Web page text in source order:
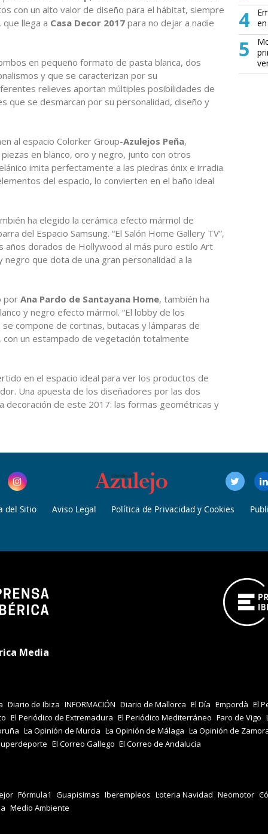
con un alto valor de diseño para el hábitat, siempre
llega a Casa Decor 2017 para no dejar a nadie
en pequeño formato de pasta blanca, dos
y que se caracterizan por su
relieves aportan múltiples posibilidades de
que se desmarcan por su personalidad, diseño y
al espacio Colorker Group-Azulejos Peña,
piezas en blanco, oro y negro, junto con otros
imita perfectamente a las piedras ónix e irradia
del espacio, lo convierten en el baño ideal
ha elegido la cerámica efecto mármol de
del Espacio Samsung. “El Salón Home Gallery TV”,
años dorados de Hollywood al más puro estilo Art
negro que dota de una gran personalidad a la
por Ana Pardo de Santayana Home, también ha
y negro efecto mármol. “El lobby de los
compone de cortinas, butacas y lámparas de
un estampado de vegetación totalmente
en el espacio ideal para ver los productos de
Una apuesta de los diseñadores por las dos
decoración de este 2017: las formas geométricas y
4
5
del Sitio Aviso Legal Política de Privacidad y Cookies
Media
Diario de Ibiza INFORMACIÓN Diario de Mallorca El Día Empordà El
El Periódico de Extremadura El Periódico Mediterráneo Faro de Vigo
La Opinión de Murcia La Opinión de Málaga La Opinión de
El Correo Gallego El Correo de Andalucia
Fórmula1 Guapisimas Iberempleos Loteria Navidad Neomotor
Medio Ambiente